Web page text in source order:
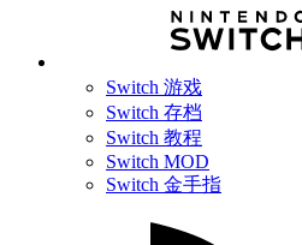
Switch 游戏
Switch 存档
Switch 教程
Switch MOD
Switch 金手指